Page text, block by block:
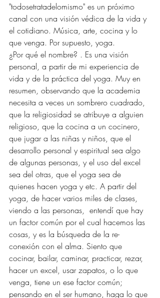
"todosetratadelomismo" es un próximo
canal con una visión védica de la vida y
el cotidiano. Música, arte, cocina y lo
que venga. Por supuesto, yoga.
¿Por qué el nombre? . Es una visión
personal, a partir de mi experiencia de
vida y de la práctica del yoga. Muy en
resumen, observando que la academia
necesita a veces un sombrero cuadrado,
que la religiosidad se atribuye a alguien
religioso, que la cocina a un cocinero,
que jugar a las niñas y niños, que el
desarrollo personal y espiritual sea algo
de algunas personas, y el uso del excel
sea del otras, que el yoga sea de
quienes hacen yoga y etc. A partir del
yoga, de hacer varios miles de clases,
viendo a las personas,  entendí que hay
un factor común por el cual hacemos las
cosas, y es la búsqueda de la re-
conexión con el alma. Siento que
cocinar, bailar, caminar, practicar, rezar,
hacer un excel, usar zapatos, o lo que
venga, tiene un ese factor común;
pensando en el ser humano, haga lo que